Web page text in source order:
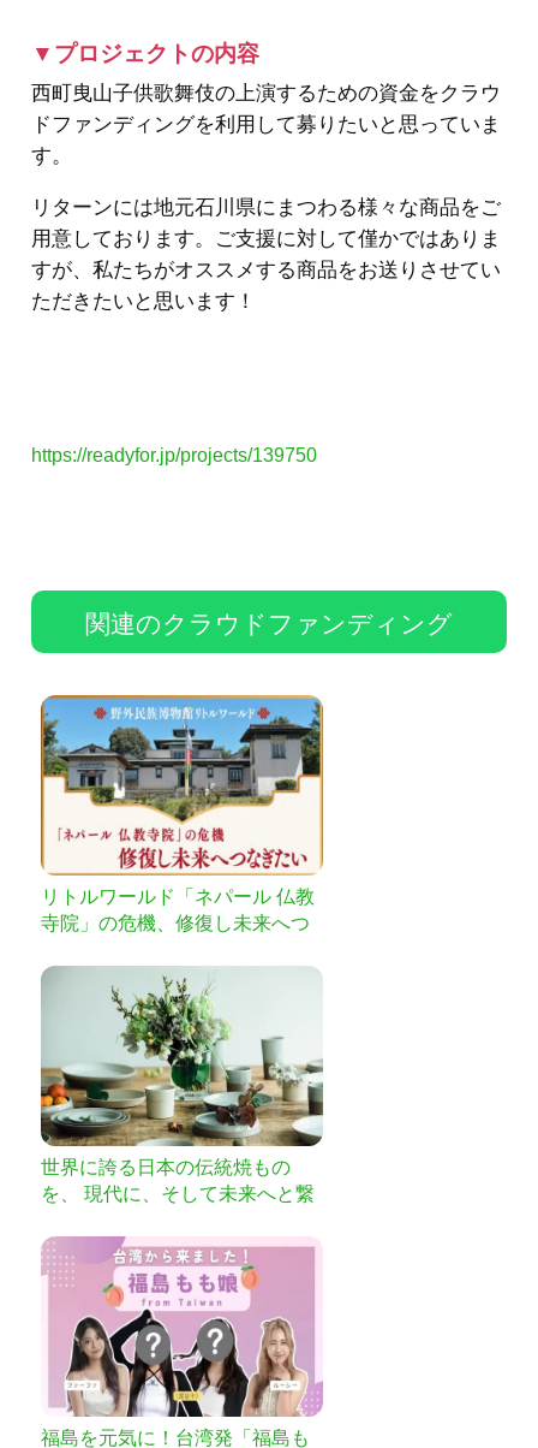
▼プロジェクトの内容
西町曳山子供歌舞伎の上演するための資金をクラウ
ドファンディングを利用して募りたいと思っていま
す。
リターンには地元石川県にまつわる様々な商品をご
用意しております。ご支援に対して僅かではありま
すが、私たちがオススメする商品をお送りさせてい
ただきたいと思います！
https://readyfor.jp/projects/139750
関連のクラウドファンディング
リトルワールド「ネパール 仏教
寺院」の危機、修復し未来へつ
世界に誇る日本の伝統焼もの
を、 現代に、そして未来へと繋
福島を元気に！台湾発「福島も